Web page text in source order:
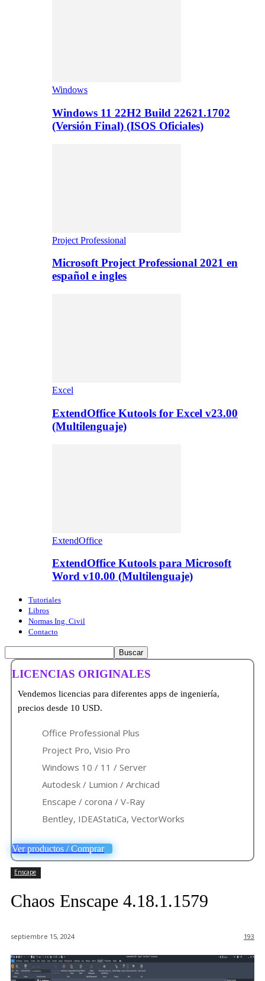
Windows
Windows 11 22H2 Build 22621.1702
(Versión Final) (ISOS Oficiales)
Project Professional
Microsoft Project Professional 2021 en
español e ingles
Excel
ExtendOffice Kutools for Excel v23.00
(Multilenguaje)
ExtendOffice
ExtendOffice Kutools para Microsoft
Word v10.00 (Multilenguaje)
Tutoriales
Libros
Normas Ing. Civil
Contacto
LICENCIAS ORIGINALES
Vendemos licencias para diferentes apps de ingeniería,
precios desde 10 USD.
Office Professional Plus
Project Pro, Visio Pro
Windows 10 / 11 / Server
Autodesk / Lumion / Archicad
Enscape / corona / V-Ray
Bentley, IDEAStatiCa, VectorWorks
Ver productos / Comprar
Enscape
Chaos Enscape 4.18.1.1579
septiembre 15, 2024 193